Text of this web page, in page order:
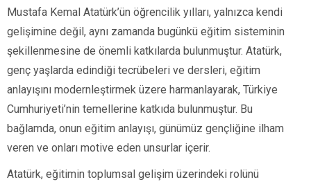
Mustafa Kemal Atatürk’ün öğrencilik yılları, yalnızca kendi
gelişimine değil, aynı zamanda bugünkü eğitim sisteminin
şekillenmesine de önemli katkılarda bulunmuştur. Atatürk,
genç yaşlarda edindiği tecrübeleri ve dersleri, eğitim
anlayışını modernleştirmek üzere harmanlayarak, Türkiye
Cumhuriyeti’nin temellerine katkıda bulunmuştur. Bu
bağlamda, onun eğitim anlayışı, günümüz gençliğine ilham
veren ve onları motive eden unsurlar içerir.
Atatürk, eğitimin toplumsal gelişim üzerindeki rolünü